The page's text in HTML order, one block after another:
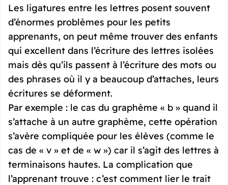
Les ligatures entre les lettres posent souvent
d’énormes problèmes pour les petits
apprenants, on peut même trouver des enfants
qui excellent dans l’écriture des lettres isolées
mais dès qu’ils passent à l’écriture des mots ou
des phrases où il y a beaucoup d’attaches, leurs
écritures se déforment.
Par exemple : le cas du graphème « b » quand il
s’attache à un autre graphème, cette opération
s’avère compliquée pour les élèves (comme le
cas de « v » et de « w ») car il s’agit des lettres à
terminaisons hautes. La complication que
l’apprenant trouve : c’est comment lier le trait